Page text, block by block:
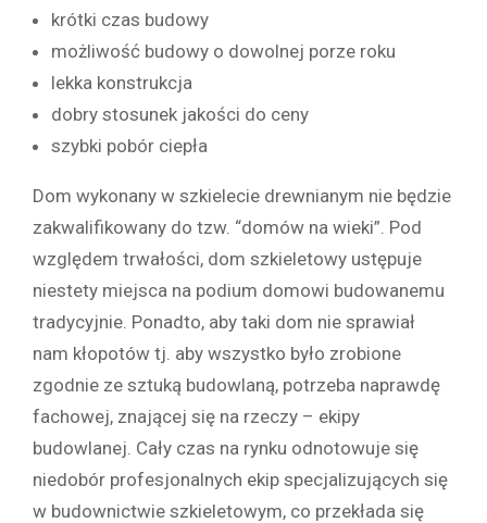
krótki czas budowy
możliwość budowy o dowolnej porze roku
lekka konstrukcja
dobry stosunek jakości do ceny
szybki pobór ciepła
Dom wykonany w szkielecie drewnianym nie będzie
zakwalifikowany do tzw. “domów na wieki”. Pod
względem trwałości, dom szkieletowy ustępuje
niestety miejsca na podium domowi budowanemu
tradycyjnie. Ponadto, aby taki dom nie sprawiał
nam kłopotów tj. aby wszystko było zrobione
zgodnie ze sztuką budowlaną, potrzeba naprawdę
fachowej, znającej się na rzeczy – ekipy
budowlanej. Cały czas na rynku odnotowuje się
niedobór profesjonalnych ekip specjalizujących się
w budownictwie szkieletowym, co przekłada się